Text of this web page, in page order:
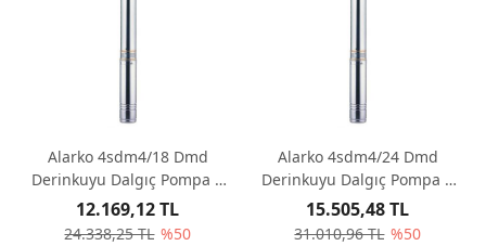
Alarko 4sdm4/18 Dmd
Derinkuyu Dalgıç Pompa 2
Hp 220 V
24.338,25 TL %50
12.169,12 TL
Alarko 4sdm4/24 Dmd
Derinkuyu Dalgıç Pompa 3
Hp 220 V
31.010,96 TL %50
15.505,48 TL